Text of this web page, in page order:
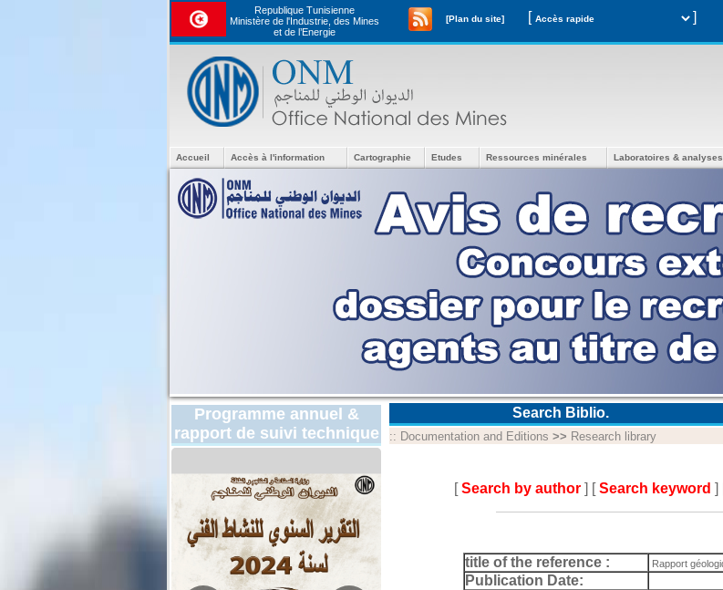
Republique Tunisienne
Ministère de l'Industrie, des Mines
et de l’Energie
[Plan du site] [ ]
Accueil Accès à l'information Cartographie Etudes Ressources minérales Laboratoires & analyses
Programme annuel &
rapport de suivi technique
Search Biblio.
:: Documentation and Editions >> Research library
[Search by author ] [Search keyword ]
title of the reference : Rapport
Publication Date: